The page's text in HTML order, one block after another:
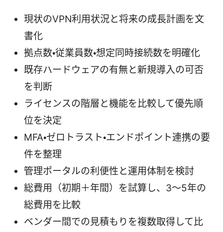
現状のVPN利用状況と将来の成長計画を文
書化
拠点数・従業員数・想定同時接続数を明確化
既存ハードウェアの有無と新規導入の可否
を判断
ライセンスの階層と機能を比較して優先順
位を決定
MFA・ゼロトラスト・エンドポイント連携の要
件を整理
管理ポータルの利便性と運用体制を検討
総費用（初期＋年間）を試算し、3〜5年の
総費用を比較
ベンダー間での見積もりを複数取得して比